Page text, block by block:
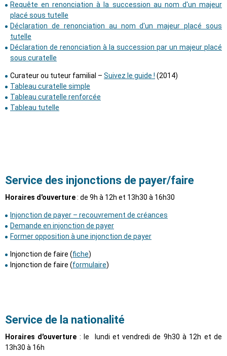
Requête en renonciation à la succession au nom d'un majeur
placé sous tutelle
Déclaration de renonciation au nom d'un majeur placé sous
tutelle
Déclaration de renonciation à la succession par un majeur placé
sous curatelle
Curateur ou tuteur familial – Suivez le guide ! (2014)
Tableau curatelle simple
Tableau curatelle renforcée
Tableau tutelle
Service des injonctions de payer/faire
Horaires d'ouverture: de 9h à 12h et 13h30 à 16h30
Injonction de payer – recouvrement de créances
Demande en injonction de payer
Former opposition à une injonction de payer
Injonction de faire (fiche)
Injonction de faire (formulaire)
Service de la nationalité
Horaires d'ouverture : le lundi et vendredi de 9h30 à 12h et de
13h30 à 16h